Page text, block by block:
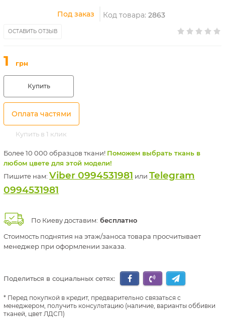
Под заказ Код товара: 2863
ОСТАВИТЬ ОТЗЫВ
1 грн
Купить
Оплата частями
Купить в 1 клик
Более 10 000 образцов ткани! Поможем выбрать ткань в
любом цвете для этой модели!
Пишите нам: Viber 0994531981 или Telegram
0994531981
По Киеву доставим: бесплатно
Стоимость поднятия на этаж/заноса товара просчитывает
менеджер при оформлении заказа.
Поделиться в социальных сетях:
Перед покупкой в кредит, предварительно связаться с
менеджером, получить консультацию (наличие, варианты оббивки
тканей, цвет ЛДСП)